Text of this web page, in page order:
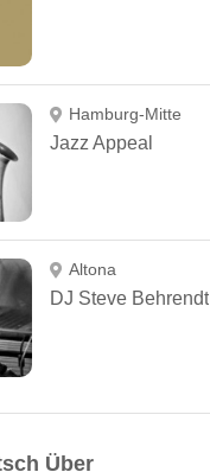
Hamburg-Mitte
Jazz Appeal
Altona
DJ Steve Behrendt
Über